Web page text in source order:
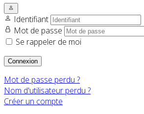
Identifiant
Mot de passe
Se rappeler de moi
Connexion
Mot de passe perdu ?
Nom d'utilisateur perdu ?
Créer un compte